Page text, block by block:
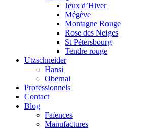
Jeux d’Hiver
Mégève
Montagne Rouge
Rose des Neiges
St Pétersbourg
Tendre rouge
Utzschneider
Hansi
Obernai
Professionnels
Contact
Blog
Faïences
Manufactures